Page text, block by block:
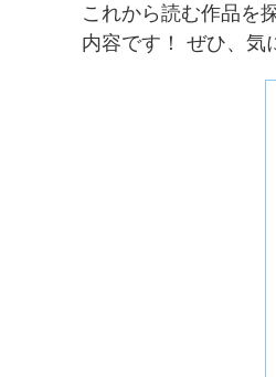
これから読む作品を
内容です！ ぜひ、気